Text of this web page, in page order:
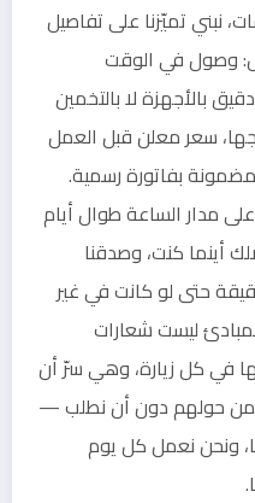
تميّزنا على تفاصيل
وصول في الوقت
بالأجهزة لا بالتخمين
سعر معلن قبل العمل
بفاتورة رسمية.
مدار الساعة طوال أيام
أينما كنت، وصدقنا
حتى لو كانت في غير
ليست شعارات
في كل زيارة، وهي سرّ أن
لمن حولهم دون أن نطلب —
ونحن نعمل كل يوم